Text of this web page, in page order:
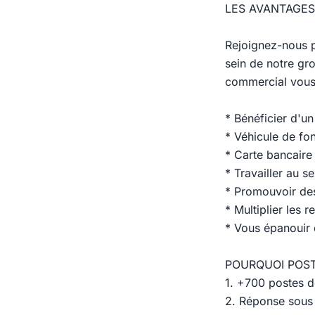
LES
Rejoignez-nous
sein de notre
commercial
* Bénéficier
* Véhicule de
* Carte
* Travailler au
* Promouvoir
* Multiplier les
* Vous épanouir
POURQUOI
1. +700 postes
2. Réponse